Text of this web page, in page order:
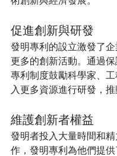
促進創新與研發
發明專利的設立激發了
更多的創新活動。通過保
專利制度鼓勵科學家、
入更多資源進行研發，推
維護創新者權益
發明者投入大量時間和
作，發明專利為他們提